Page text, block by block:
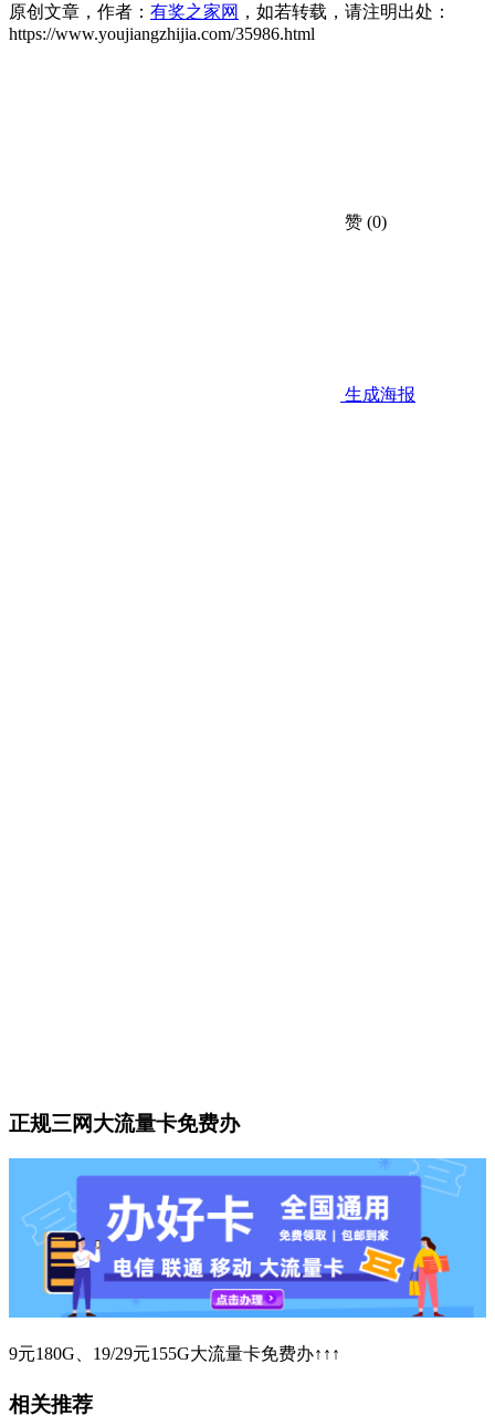
原创文章，作者： 有奖之家网 ，如若转载，请注明出处：
https://www.youjiangzhijia.com/35986.html
赞 (0)
生成海报
正规三网大流量卡免费办
9元180G、19/29元155G大流量卡免费办↑↑↑
相关推荐